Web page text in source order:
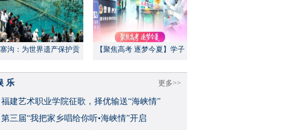
沟：为世界遗产保护贡
【聚焦高考 逐梦今夏】学子
更多>>
乐
福建艺术职业学院征歌，择优输送“海峡情”
​第三届“我把家乡唱给你听•海峡情”开启